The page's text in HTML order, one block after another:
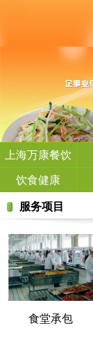
上海万康餐饮
管理有限公司
饮食健康
服务项目
食堂承包